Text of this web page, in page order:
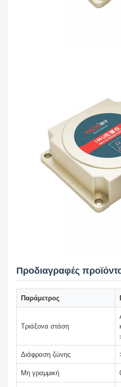
Προδιαγραφές
Παράμετρος
Τριάξονα στάση
Διάφραση ζώνης
Μη γραμμική